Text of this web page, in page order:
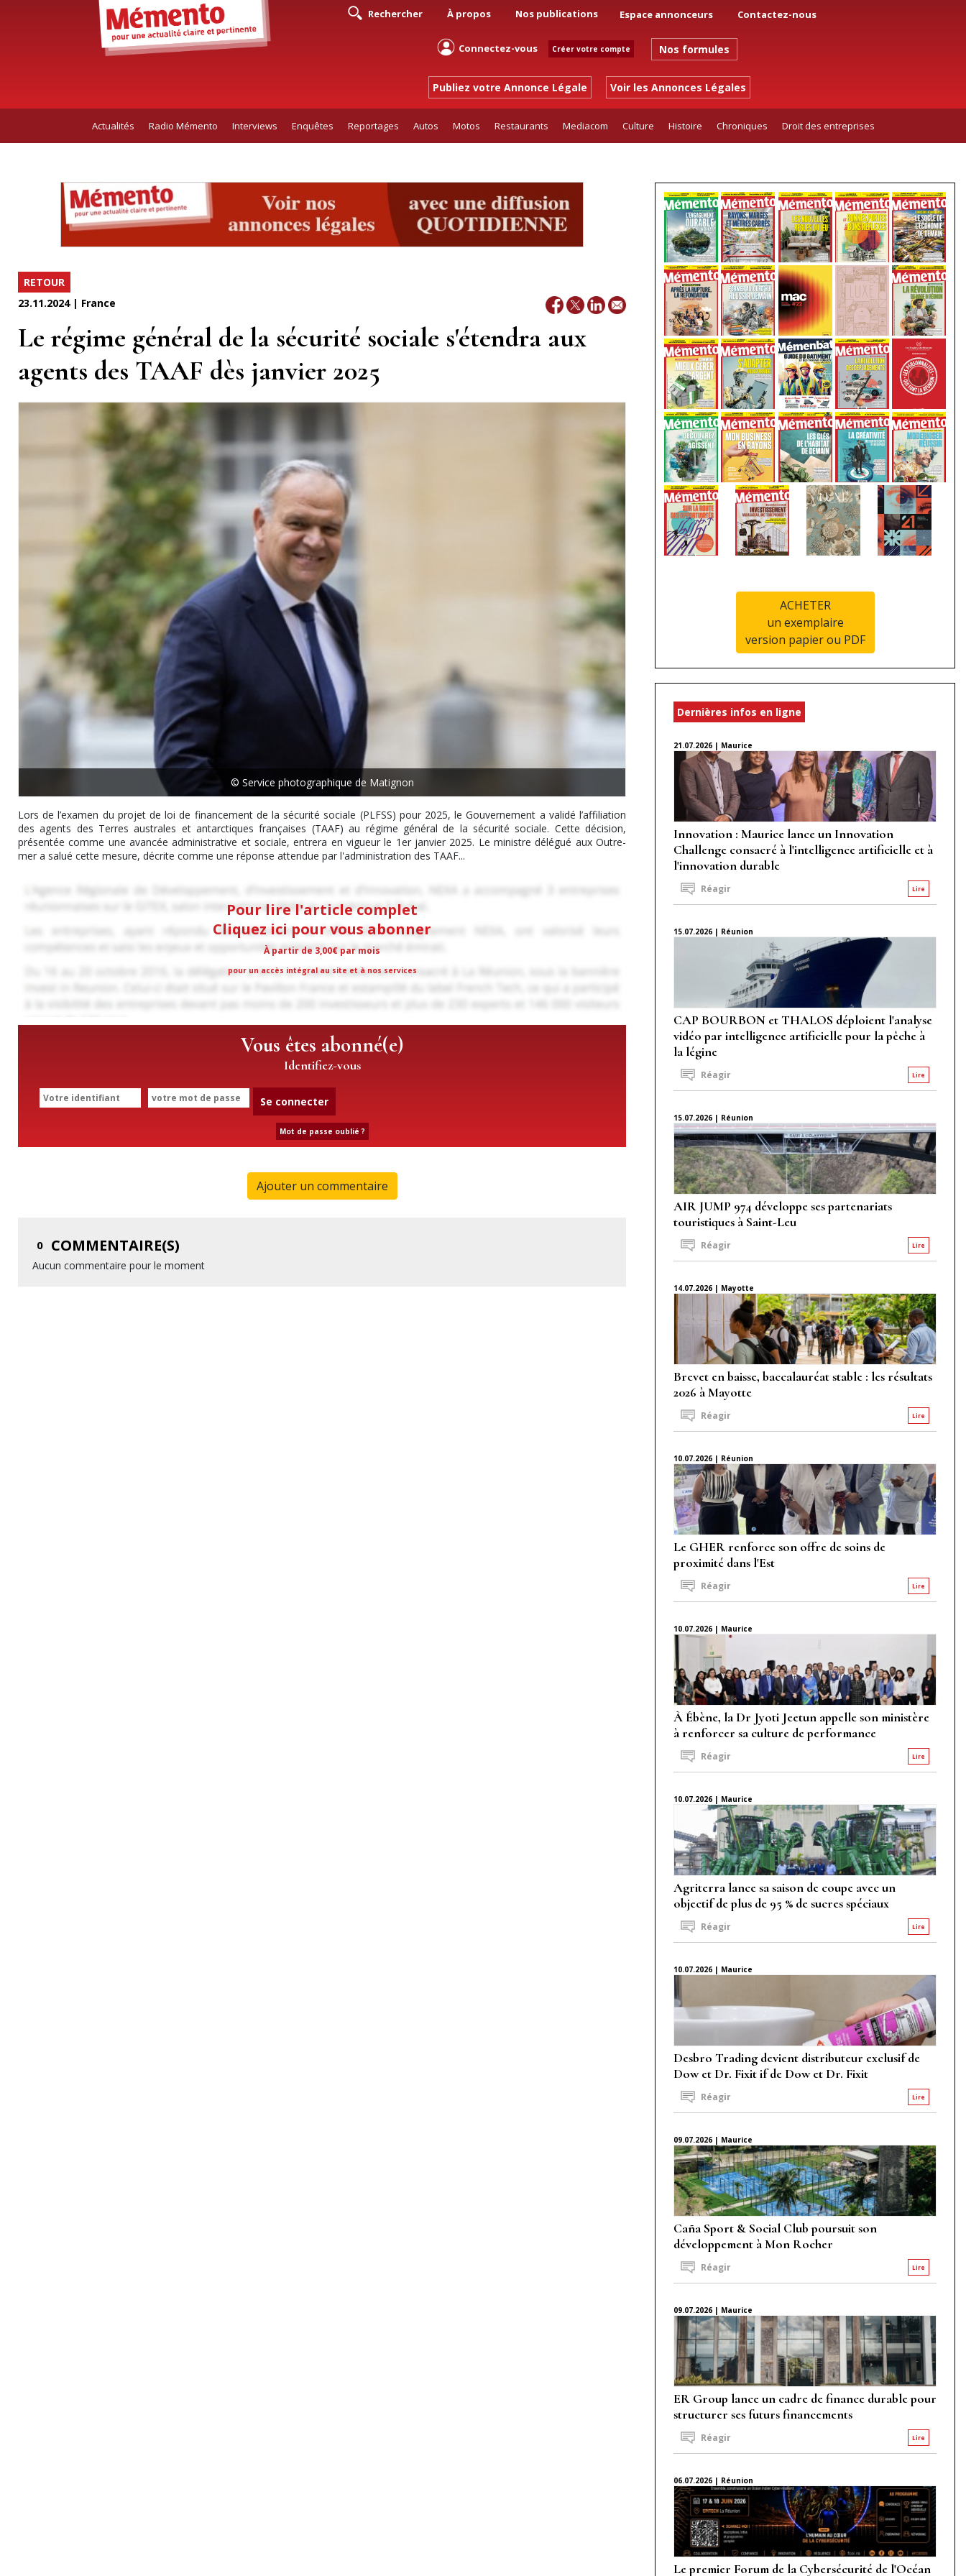
Rechercher À propos Nos publications Espace annonceurs Contactez-nous
Connectez-vous Créer votre compte Nos formules
Publiez votre Annonce Légale Voir les Annonces Légales
Actualités Radio Mémento Interviews Enquêtes Reportages Autos Motos Restaurants Mediacom Culture Histoire Chroniques Droit des entreprises
RETOUR
23.11.2024 | France
Le régime général de la sécurité sociale s'étendra aux
agents des TAAF dès janvier 2025
© Service photographique de Matignon
Lors de l’examen du projet de loi de financement de la sécurité sociale (PLFSS) pour 2025, le Gouvernement a validé l’affiliation
des agents des Terres australes et antarctiques françaises (TAAF) au régime général de la sécurité sociale. Cette décision,
présentée comme une avancée administrative et sociale, entrera en vigueur le 1er janvier 2025. Le ministre délégué aux Outre-
mer a salué cette mesure, décrite comme une réponse attendue par l'administration des TAAF...
Pour lire l'article complet
Cliquez ici pour vous abonner
À partir de 3,00€ par mois
pour un accès intégral au site et à nos services
Vous êtes abonné(e)
Identifiez-vous
Se connecter
Mot de passe oublié ?
Ajouter un commentaire
0 COMMENTAIRE(S)
Aucun commentaire pour le moment
ACHETER
un exemplaire
version papier ou PDF
Dernières infos en ligne
21.07.2026 | Maurice
Innovation : Maurice lance un Innovation
Challenge consacré à l'intelligence artificielle et à
l'innovation durable
Lire
Réagir
15.07.2026 | Réunion
CAP BOURBON et THALOS déploient l'analyse
vidéo par intelligence artificielle pour la pêche à
la légine
Lire
Réagir
15.07.2026 | Réunion
AIR JUMP 974 développe ses partenariats
touristiques à Saint-Leu
Lire
Réagir
14.07.2026 | Mayotte
Brevet en baisse, baccalauréat stable : les résultats
2026 à Mayotte
Lire
Réagir
10.07.2026 | Réunion
Le GHER renforce son offre de soins de
proximité dans l'Est
Lire
Réagir
10.07.2026 | Maurice
À Ébène, la Dr Jyoti Jeetun appelle son ministère
à renforcer sa culture de performance
Lire
Réagir
10.07.2026 | Maurice
Agriterra lance sa saison de coupe avec un
objectif de plus de 95 % de sucres spéciaux
Lire
Réagir
10.07.2026 | Maurice
Desbro Trading devient distributeur exclusif de
Dow et Dr. Fixit if de Dow et Dr. Fixit
Lire
Réagir
09.07.2026 | Maurice
Caña Sport & Social Club poursuit son
développement à Mon Rocher
Lire
Réagir
09.07.2026 | Maurice
ER Group lance un cadre de finance durable pour
structurer ses futurs financements
Lire
Réagir
06.07.2026 | Réunion
Le premier Forum de la Cybersécurité de l'Océan